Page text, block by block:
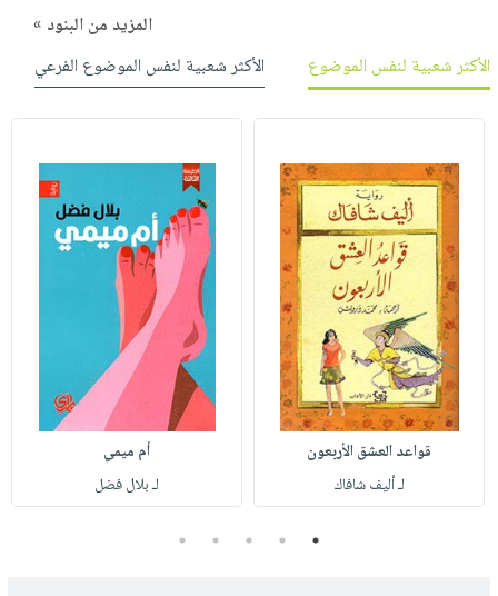
المزيد من البنود »
الأكثر شعبية لنفس الموضوع
الأكثر شعبية لنفس الموضوع الفرعي
قواعد العشق الأربعون
لـ أليف شافاك
أم ميمي
لـ بلال فضل
1
2
3
4
5